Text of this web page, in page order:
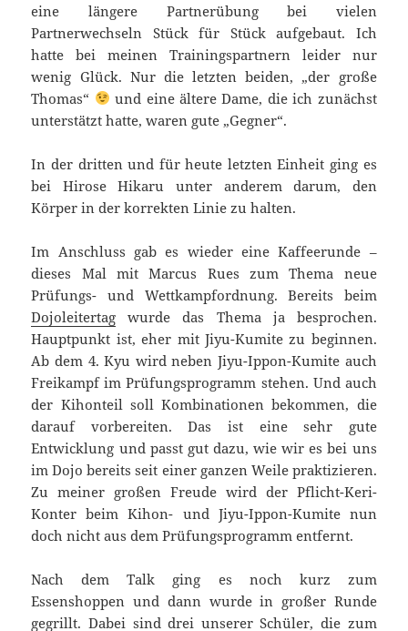
eine längere Partnerübung bei vielen
Partnerwechseln Stück für Stück aufgebaut. Ich
hatte bei meinen Trainingspartnern leider nur
wenig Glück. Nur die letzten beiden, „der große
Thomas“
und eine ältere Dame, die ich zunächst
unterstätzt hatte, waren gute „Gegner“.
In der dritten und für heute letzten Einheit ging es
bei Hirose Hikaru unter anderem darum, den
Körper in der korrekten Linie zu halten.
Im Anschluss gab es wieder eine Kaffeerunde –
dieses Mal mit Marcus Rues zum Thema neue
Prüfungs- und Wettkampfordnung. Bereits beim
Dojoleitertag wurde das Thema ja besprochen.
Hauptpunkt ist, eher mit Jiyu-Kumite zu beginnen.
Ab dem 4. Kyu wird neben Jiyu-Ippon-Kumite auch
Freikampf im Prüfungsprogramm stehen. Und auch
der Kihonteil soll Kombinationen bekommen, die
darauf vorbereiten. Das ist eine sehr gute
Entwicklung und passt gut dazu, wie wir es bei uns
im Dojo bereits seit einer ganzen Weile praktizieren.
Zu meiner großen Freude wird der Pflicht-Keri-
Konter beim Kihon- und Jiyu-Ippon-Kumite nun
doch nicht aus dem Prüfungsprogramm entfernt.
Nach dem Talk ging es noch kurz zum
Essenshoppen und dann wurde in großer Runde
gegrillt. Dabei sind drei unserer Schüler, die zum